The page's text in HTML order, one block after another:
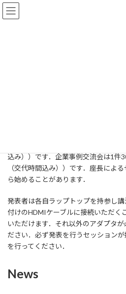
コ
ン
ナ
ビ
込み））です．企業事例交流会は1件
（交代時間込み））です．座長によ
ら始めることがあります．
発表者は各自ラップトップを持参し
付けのHDMIケーブルに接続いただく
いただけます．それ以外のアダプタ
ださい．必ず発表を行うセッション
を行ってください．
News